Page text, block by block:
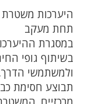
היערכות משטרת
תחת מעקב
במסגרת
בשיתוף גופי
ולמשתמשי
תבוצע חסימת